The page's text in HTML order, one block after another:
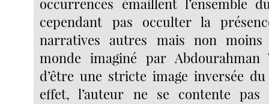
cependant pas occulter la
narratives autres mais non moins
monde imaginé par
d’être une stricte image inversée
effet, l’auteur ne se contente